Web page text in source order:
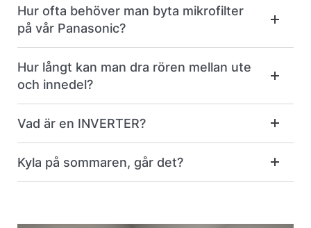
Hur ofta behöver man byta mikrofilter
på vår Panasonic?
Hur långt kan man dra rören mellan ute
och innedel?
Vad är en INVERTER?
Kyla på sommaren, går det?